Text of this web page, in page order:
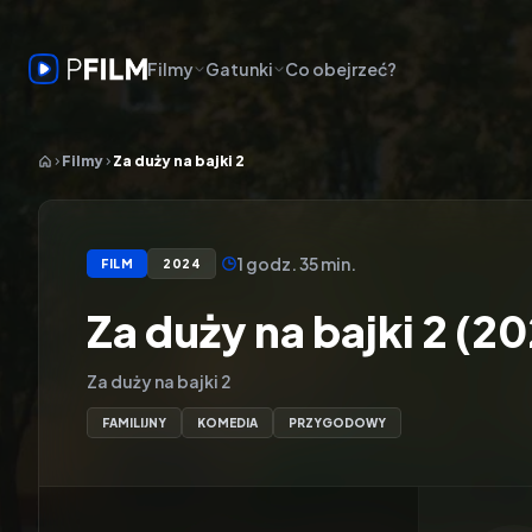
Filmy Gatunki Co obejrzeć?
Filmy Za duży na bajki 2
FILM 2024 1 godz. 35 min.
Za duży na bajki 2
Za duży na bajki 2
FAMILIJNY KOMEDIA PRZYGODOWY